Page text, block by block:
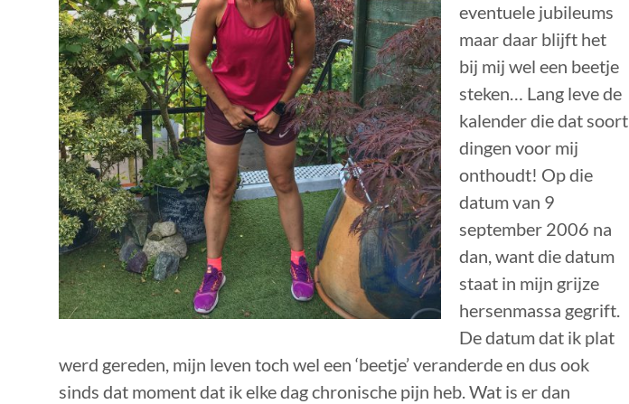
eventuele jubileums
maar daar blijft het
bij mij wel een beetje
steken… Lang leve de
kalender die dat soort
dingen voor mij
onthoudt! Op die
datum van 9
september 2006 na
dan, want die datum
staat in mijn grijze
hersenmassa gegrift.
De datum dat ik plat
werd gereden, mijn leven toch wel een ‘beetje’ veranderde en dus ook
sinds dat moment dat ik elke dag chronische pijn heb. Wat is er dan